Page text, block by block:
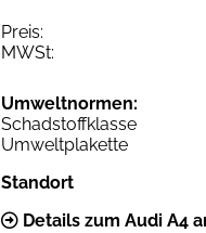
Preis:
MWSt:
Umweltnormen:
Schadstoffklasse
Umweltplakette
Standort
Details zum Audi A4